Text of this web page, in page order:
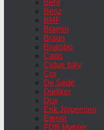
Behr
Benz
BMF
Bramin
Braun
Bruksbo
Cado
Cidue Italy
Cor
De Sede
Dietiker
Dux
Erik Jorgensen
Eternit
FDB Møbler